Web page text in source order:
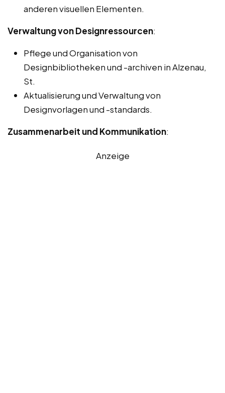
anderen visuellen Elementen.
Verwaltung von Designressourcen:
Pflege und Organisation von
Designbibliotheken und -archiven in Alzenau,
St.
Aktualisierung und Verwaltung von
Designvorlagen und -standards.
Zusammenarbeit und Kommunikation:
Anzeige